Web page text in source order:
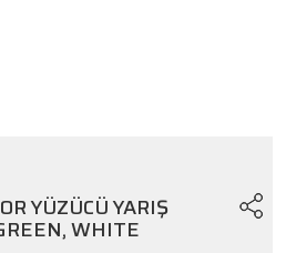
YÜZÜCÜ YARIŞ
WHITE